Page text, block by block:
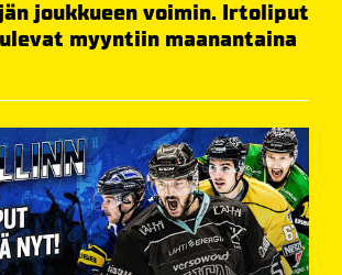
joukkueen voimin. Irtoliput
myyntiin maanantaina